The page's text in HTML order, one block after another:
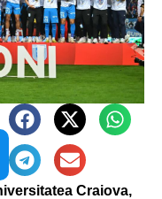
Craiova,